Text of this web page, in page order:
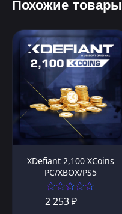
Похожие товары
XDefiant 2,100 XCoins
PC/XBOX/PS5
2 253 ₽